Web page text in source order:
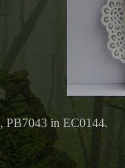
PB7043 in EC0144.